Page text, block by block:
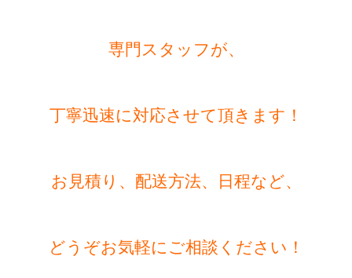
専門スタッフが、
丁寧迅速に対応させて頂きます！
お見積り、配送方法、日程など、
どうぞお気軽にご相談ください！